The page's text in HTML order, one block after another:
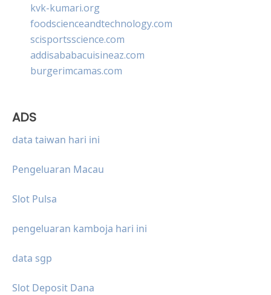
kvk-kumari.org
foodscienceandtechnology.com
scisportsscience.com
addisababacuisineaz.com
burgerimcamas.com
ADS
data taiwan hari ini
Pengeluaran Macau
Slot Pulsa
pengeluaran kamboja hari ini
data sgp
Slot Deposit Dana